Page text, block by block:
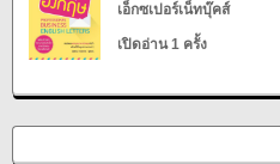
เอ็กซเปอร์เน็ทบุ๊คส์
เปิดอ่าน 1 ครั้ง